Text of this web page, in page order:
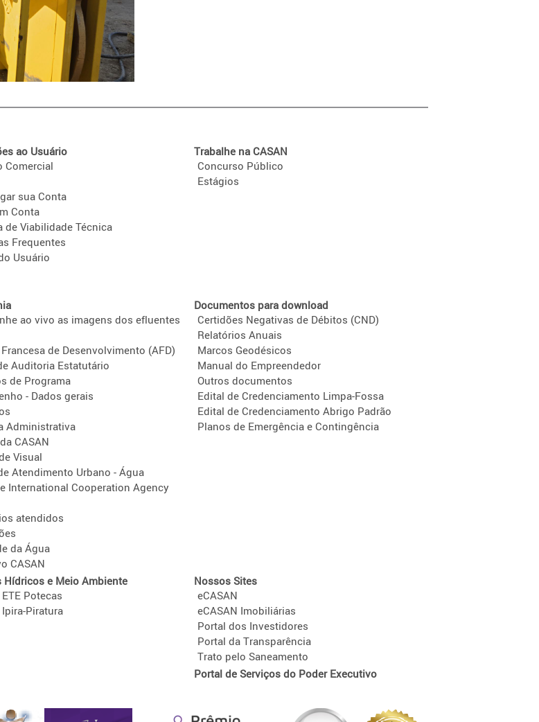
ao Usuário
Comercial
sua Conta
Conta
de Viabilidade Técnica
Frequentes
Usuário
Trabalhe na CASAN
Concurso Público
Estágios
ao vivo as imagens dos efluentes
de Desenvolvimento (AFD)
Auditoria Estatutário
de Programa
- Dados gerais
Administrativa
CASAN
Visual
Atendimento Urbano - Água
International Cooperation Agency
atendidos
da Água
CASAN
Documentos para download
Certidões Negativas de Débitos (CND)
Relatórios Anuais
Marcos Geodésicos
Manual do Empreendedor
Outros documentos
Edital de Credenciamento Limpa-Fossa
Edital de Credenciamento Abrigo Padrão
Planos de Emergência e Contingência
Hídricos e Meio Ambiente
Potecas
Piratura
Nossos Sites
eCASAN
eCASAN Imobiliárias
Portal dos Investidores
Portal da Transparência
Trato pelo Saneamento
Portal de Serviços do Poder Executivo